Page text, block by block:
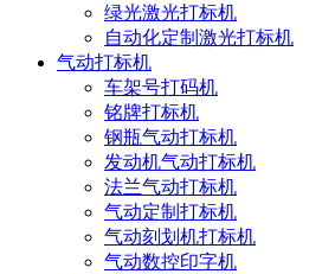
绿光激光打标机
自动化定制激光打标机
气动打标机
车架号打码机
铭牌打标机
钢瓶气动打标机
发动机气动打标机
法兰气动打标机
气动定制打标机
气动刻划机打标机
气动数控印字机